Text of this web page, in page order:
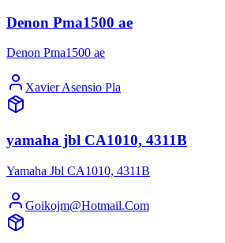
Denon Pma1500 ae
Denon Pma1500 ae
Xavier Asensio Pla
yamaha jbl CA1010, 4311B
Yamaha Jbl CA1010, 4311B
Goikojm@Hotmail.Com